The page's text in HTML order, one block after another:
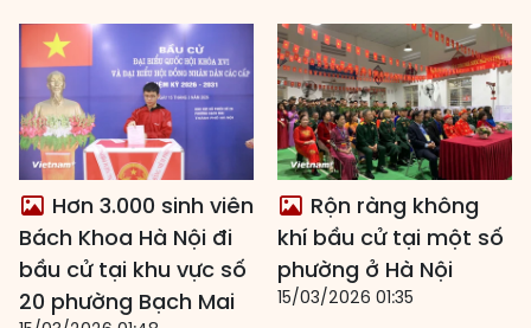
Hơn 3.000 sinh viên
Bách Khoa Hà Nội đi
bầu cử tại khu vực số
20 phường Bạch Mai
Rộn ràng không
khí bầu cử tại một số
phường ở Hà Nội
15/03/2026 01:35